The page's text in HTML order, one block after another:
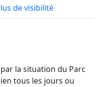
de visibilité
la situation du Parc
tous les jours ou